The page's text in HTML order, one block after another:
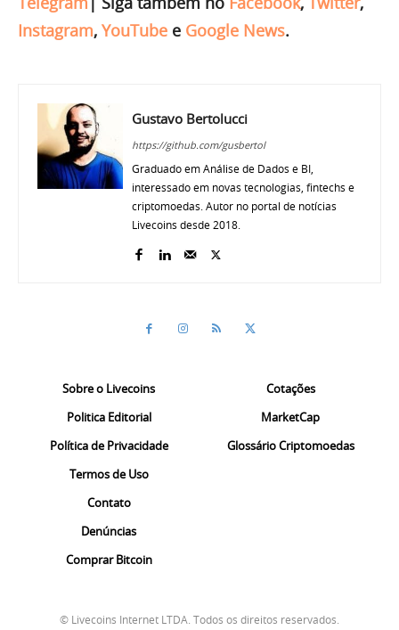
Instagram, YouTube e Google News.
Gustavo Bertolucci
https://github.com/gusbertol
Graduado em Análise de Dados e BI,
interessado em novas tecnologias, fintechs e
criptomoedas. Autor no portal de notícias
Livecoins desde 2018.
Sobre o Livecoins
Politica Editorial
Política de Privacidade
Termos de Uso
Contato
Denúncias
Comprar Bitcoin
Cotações
MarketCap
Glossário Criptomoedas
© Livecoins Internet LTDA. Todos os direitos reservados.